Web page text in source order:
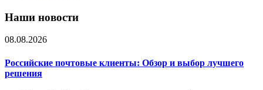
Наши новости
08.08.2026
Российские почтовые клиенты: Обзор и выбор лучшего
решения